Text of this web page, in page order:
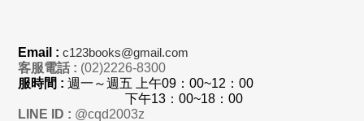
Email :c123books@gmail.com
客服電話 : (02)2226-8300
服時間 :週一～週五 上午09：00~12：00
下午13：00~18：00
LINE ID : @cqd2003z